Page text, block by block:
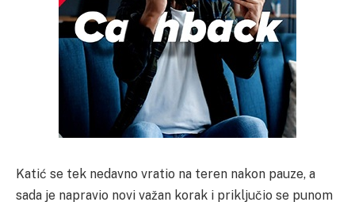
Katić se tek nedavno vratio na teren nakon pauze, a
sada je napravio novi važan korak i priključio se punom